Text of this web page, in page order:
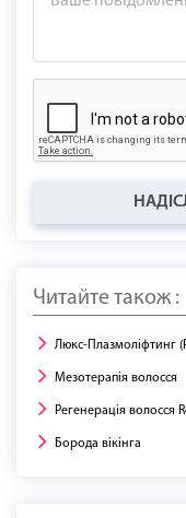
Читайте також :
Люкс-Плазмоліфтинг
Мезотерапія волосся
Регенерація волосся
Борода вікінга